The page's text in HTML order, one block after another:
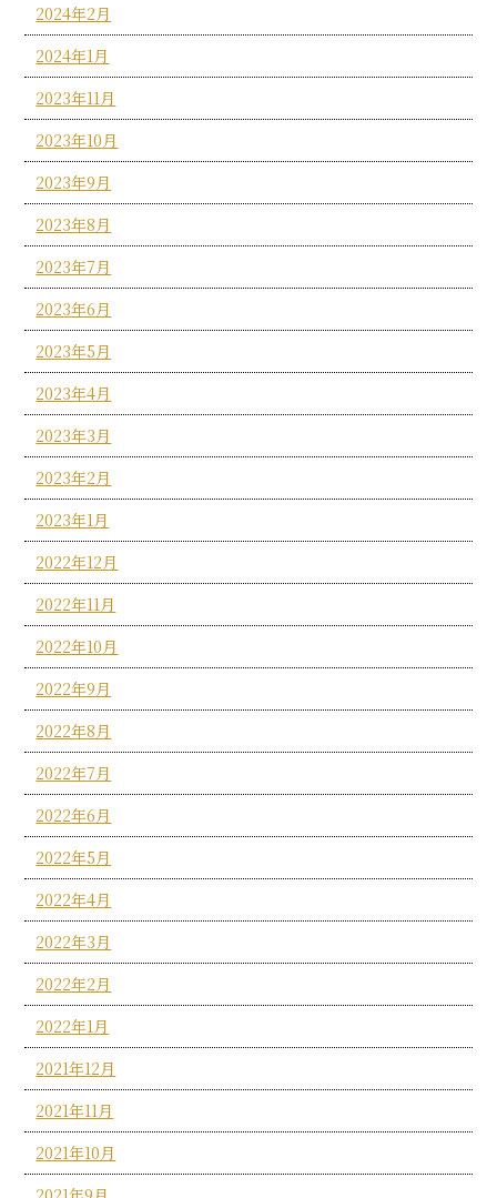
2024年2月
2024年1月
2023年11月
2023年10月
2023年9月
2023年8月
2023年7月
2023年6月
2023年5月
2023年4月
2023年3月
2023年2月
2023年1月
2022年12月
2022年11月
2022年10月
2022年9月
2022年8月
2022年7月
2022年6月
2022年5月
2022年4月
2022年3月
2022年2月
2022年1月
2021年12月
2021年11月
2021年10月